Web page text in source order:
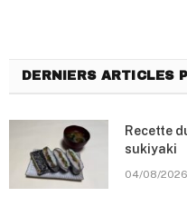
DERNIERS ARTICLES
Recette
sukiyaki
04/08/2026